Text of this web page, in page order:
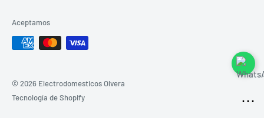
Aceptamos
© 2026 Electrodomesticos Olvera
Tecnología de Shopify
⋯